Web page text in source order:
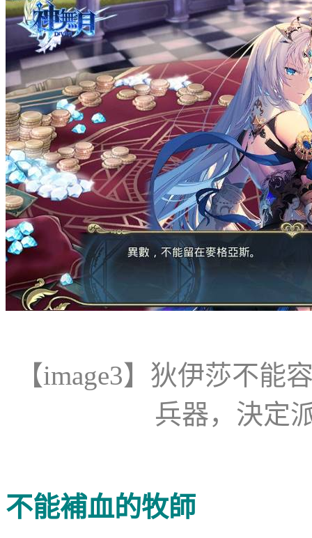
【image3】 狄伊莎不能
兵器，決定
不能補血的牧師